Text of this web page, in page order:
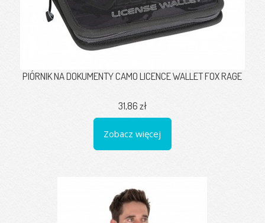
PIÓRNIK NA DOKUMENTY CAMO LICENCE WALLET FOX RAGE
31,86 zł
Zobacz więcej